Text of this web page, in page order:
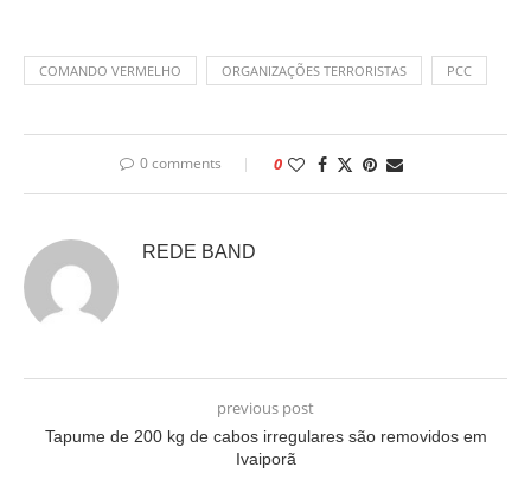
COMANDO VERMELHO ORGANIZAÇÕES TERRORISTAS PCC
0 comments 0
REDE BAND
previous post
Tapume de 200 kg de cabos irregulares são removidos em
Ivaiporã